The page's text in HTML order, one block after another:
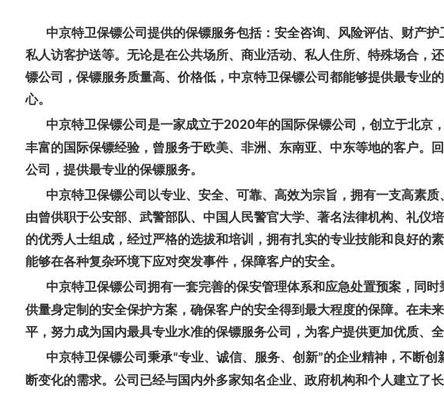
中京特卫保镖公司提供的保镖服务包括：安全咨询、风险评估、财产
私人访客护送等。无论是在公共场所、商业活动、私人住所、特殊场合，
镖公司，保镖服务质量高、价格低，中京特卫保镖公司都能够提供最专业
心。
中京特卫保镖公司是一家成立于2020年的国际保镖公司，创立于北京
丰富的国际保镖经验，曾服务于欧美、非洲、东南亚、中东等地的客户。
公司，提供最专业的保镖服务。
中京特卫保镖公司以专业、安全、可靠、高效为宗旨，拥有一支高素
由曾供职于公安部、武警部队、中国人民警官大学、著名法律机构、礼仪
的优秀人士组成，经过严格的选拔和培训，拥有扎实的专业技能和良好的
能够在各种复杂环境下应对突发事件，保障客户的安全。
中京特卫保镖公司拥有一套完善的保安管理体系和应急处置预案，同时
供量身定制的安全保护方案，确保客户的安全得到最大程度的保障。在未
平，努力成为国内最具专业水准的保镖服务公司，为客户提供更加优质、全
中京特卫保镖公司秉承“专业、诚信、服务、创新”的企业精神，不断创
断变化的需求。公司已经与国内外多家知名企业、政府机构和个人建立了